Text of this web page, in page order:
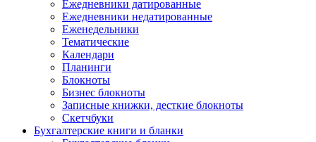
Ежедневники датированные
Ежедневники недатированные
Еженедельники
Тематические
Календари
Планинги
Блокноты
Бизнес блокноты
Записные книжки, десткие блокноты
Скетчбуки
Бухгалтерские книги и бланки